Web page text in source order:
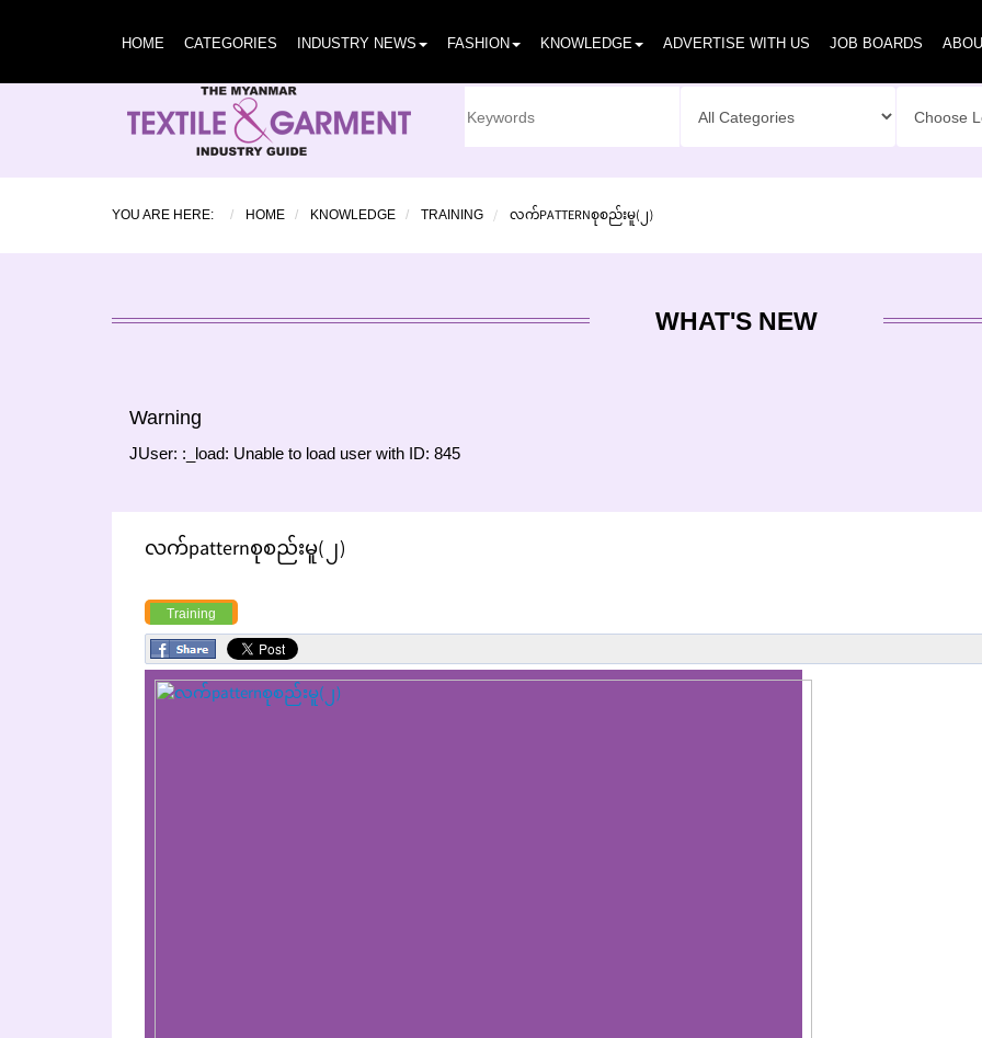
HOME CATEGORIES INDUSTRY NEWS FASHION KNOWLEDGE ADVERTISE WITH US JOB BOARDS
YOU ARE HERE: HOME KNOWLEDGE TRAINING လက်PATTERNစုစည်းမူ(၂)
WHAT'S NEW
Warning
JUser: :_load: Unable to load user with ID: 845
လက်patternစုစည်းမူ(၂)
Training